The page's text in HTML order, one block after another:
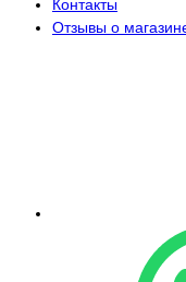
Контакты
Отзывы о